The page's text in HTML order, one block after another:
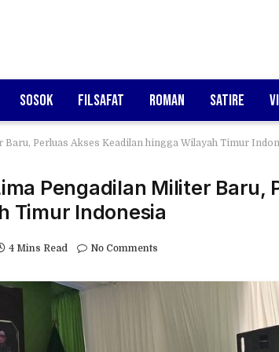
Sosok Filsafat Roman Satire
Perluas Akses Keadilan hingga Wilayah Timur
Pengadilan Militer Baru,
Timur Indonesia
4 Mins Read No Comments